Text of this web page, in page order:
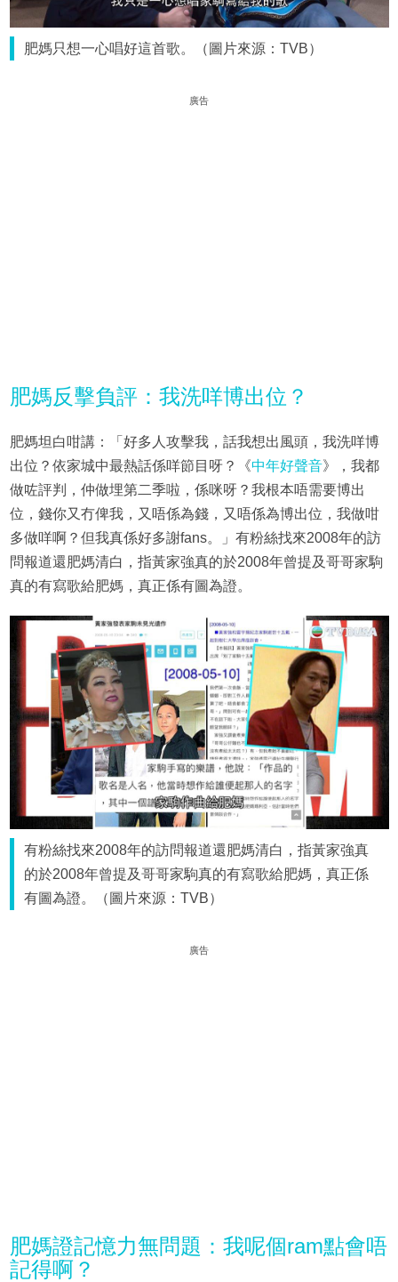
肥媽只想一心唱好這首歌。（圖片來源：TVB）
廣告
肥媽反擊負評：我洗咩博出位？
肥媽坦白咁講：「好多人攻擊我，話我想出風頭，我洗咩博
出位？依家城中最熱話係咩節目呀？《中年好聲音》，我都
做咗評判，仲做埋第二季啦，係咪呀？我根本唔需要博出
位，錢你又冇俾我，又唔係為錢，又唔係為博出位，我做咁
多做咩啊？但我真係好多謝fans。」有粉絲找來2008年的訪
問報道還肥媽清白，指黃家強真的於2008年曾提及哥哥家駒
真的有寫歌給肥媽，真正係有圖為證。
有粉絲找來2008年的訪問報道還肥媽清白，指黃家強真
的於2008年曾提及哥哥家駒真的有寫歌給肥媽，真正係
有圖為證。（圖片來源：TVB）
廣告
肥媽證記憶力無問題：我呢個ram點會唔
記得啊？